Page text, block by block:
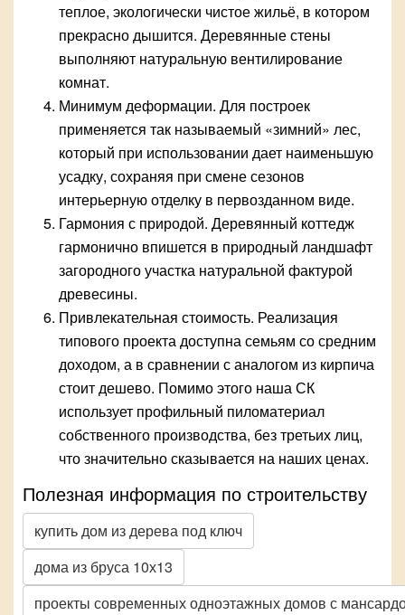
теплое, экологически чистое жильё, в котором
прекрасно дышится. Деревянные стены
выполняют натуральную вентилирование
комнат.
Минимум деформации. Для построек
применяется так называемый «зимний» лес,
который при использовании дает наименьшую
усадку, сохраняя при смене сезонов
интерьерную отделку в первозданном виде.
Гармония с природой. Деревянный коттедж
гармонично впишется в природный ландшафт
загородного участка натуральной фактурой
древесины.
Привлекательная стоимость. Реализация
типового проекта доступна семьям со средним
доходом, а в сравнении с аналогом из кирпича
стоит дешево. Помимо этого наша СК
использует профильный пиломатериал
собственного производства, без третьих лиц,
что значительно сказывается на наших ценах.
Полезная информация по строительству
купить дом из дерева под ключ
дома из бруса 10х13
проекты современных одноэтажных домов с